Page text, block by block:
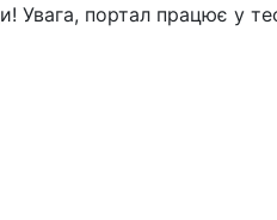
Увага, портал працює у